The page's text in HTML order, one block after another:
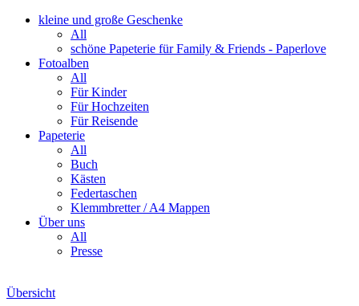
kleine und große Geschenke
All
schöne Papeterie für Family & Friends - Paperlove
Fotoalben
All
Für Kinder
Für Hochzeiten
Für Reisende
Papeterie
All
Buch
Kästen
Federtaschen
Klemmbretter / A4 Mappen
Über uns
All
Presse
Übersicht